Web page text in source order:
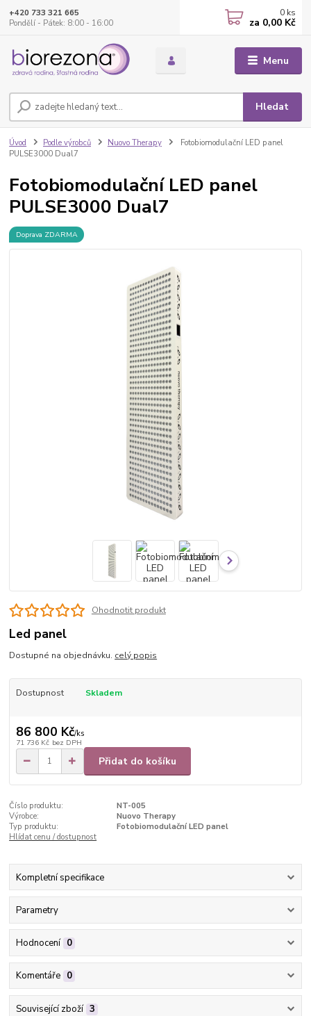
Menu
Hledat
+420 733 321 665
Pondělí - Pátek: 8:00 - 16:00
0 ks
za 0,00 Kč
Úvod Podle výrobců Nuovo Therapy
Fotobiomodulační LED panel
PULSE3000 Dual7
Fotobiomodulační LED panel
PULSE3000 Dual7
Doprava ZDARMA
Ohodnotit produkt
Led panel
Dostupné na objednávku. celý popis
Dostupnost Skladem
86 800 Kč/ks
71 736 Kč bez DPH
Přidat do košíku
Číslo produktu:
NT-005
Výrobce:
Nuovo Therapy
Typ produktu:
Fotobiomodulační LED panel
Hlídat cenu / dostupnost
Kompletní specifikace
Parametry
Hodnocení 0
Komentáře 0
Související zboží 3